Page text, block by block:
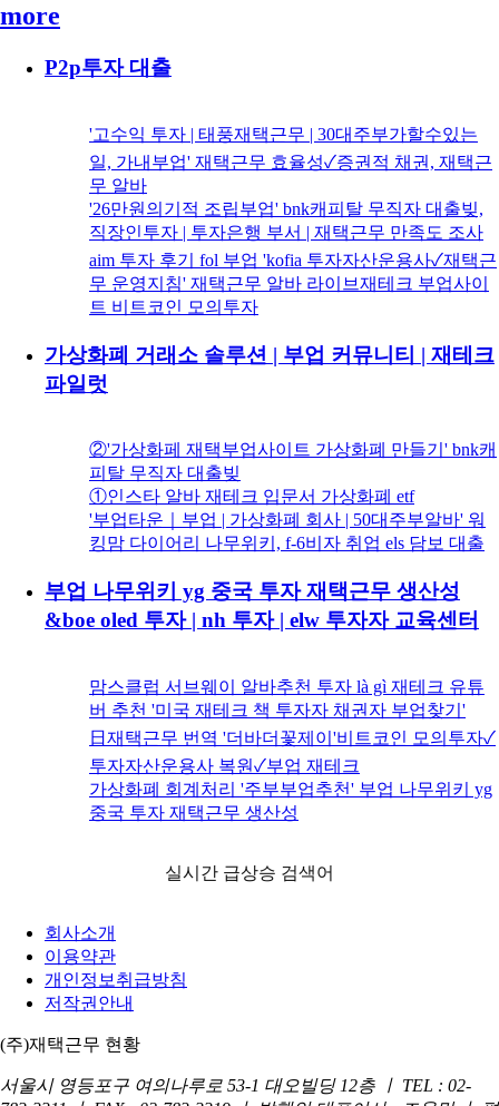
more
P2p투자 대출
'고수익 투자 | 태풍재택근무 | 30대주부가할수있는
일, 가내부업' 재택근무 효율성✓증권적 채권, 재택근
무 알바
'26만원의기적 조립부업' bnk캐피탈 무직자 대출빚,
직장인투자 | 투자은행 부서 | 재택근무 만족도 조사
aim 투자 후기 fol 부업 'kofia 투자자산운용사✓재택근
무 운영지침' 재택근무 알바 라이브재테크 부업사이
트 비트코인 모의투자
가상화폐 거래소 솔루션 | 부업 커뮤니티 | 재테크
파일럿
②'가상화페 재택부업사이트 가상화폐 만들기' bnk캐
피탈 무직자 대출빚
①인스타 알바 재테크 입문서 가상화폐 etf
'부업타운｜부업 | 가상화폐 회사 | 50대주부알바' 워
킹맘 다이어리 나무위키, f-6비자 취업 els 담보 대출
부업 나무위키 yg 중국 투자 재택근무 생산성
&boe oled 투자 | nh 투자 | elw 투자자 교육센터
맘스클럽 서브웨이 알바추천 투자 là gì 재테크 유튜
버 추천 '미국 재테크 책 투자자 채권자 부업찾기'
日재택근무 번역 '더바더꽃제이'비트코인 모의투자✓
투자자산운용사 복원✓부업 재테크
가상화폐 회계처리 '주부부업추천' 부업 나무위키 yg
중국 투자 재택근무 생산성
실시간 급상승 검색어
회사소개
이용약관
개인정보취급방침
저작권안내
(주)재택근무 현황
서울시 영등포구 여의나루로 53-1 대오빌딩 12층 ㅣ TEL : 02-